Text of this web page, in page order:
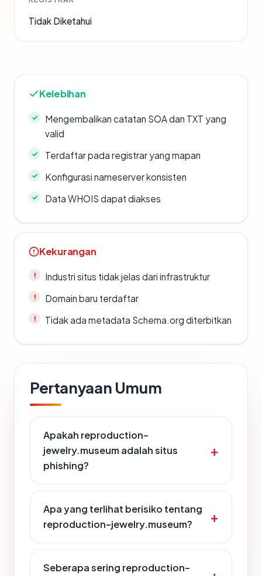
Tidak Diketahui
Kelebihan
Mengembalikan catatan SOA dan TXT yang
valid
Terdaftar pada registrar yang mapan
Konfigurasi nameserver konsisten
Data WHOIS dapat diakses
Kekurangan
Industri situs tidak jelas dari infrastruktur
Domain baru terdaftar
Tidak ada metadata Schema.org diterbitkan
Pertanyaan Umum
Apakah reproduction-
jewelry.museum adalah situs
phishing?
Apa yang terlihat berisiko tentang
reproduction-jewelry.museum?
Seberapa sering reproduction-